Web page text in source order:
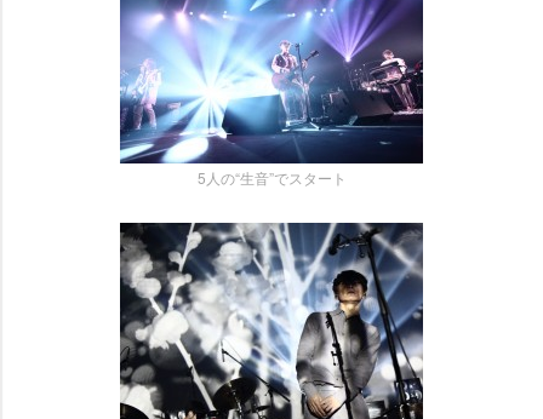
5人の“生音”でスタート